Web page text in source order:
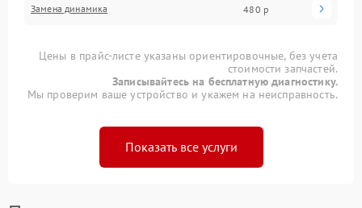
Замена динамика 480 р
Цены в прайс-листе указаны ориентировочные, без учета
стоимости запчастей.
Записывайтесь на бесплатную диагностику.
Мы проверим ваше устройство и укажем на неисправность.
Показать все услуги